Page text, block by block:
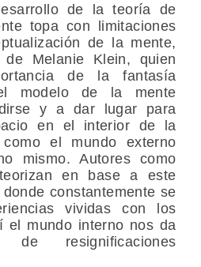
de la teoría de
topa con limitaciones
de la mente,
Melanie Klein, quien
de la fantasía
modelo de la mente
y a dar lugar para
en el interior de la
el mundo externo
mismo. Autores como
en base a este
donde constantemente se
vividas con los
el mundo interno nos da
de resignificaciones